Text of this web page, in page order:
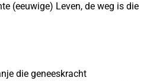
(eeuwige) Leven, de weg is die
die geneeskracht